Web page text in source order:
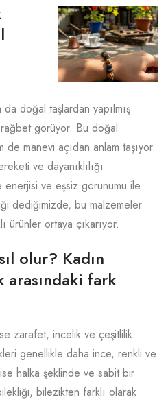
doğal taşlardan yapılmış
görüyor. Bu doğal
manevi açıdan anlam taşıyor.
ve dayanıklılığı
ve eşsiz görünümü ile
dediğimizde, bu malzemeler
ürünler ortaya çıkarıyor.
olur? Kadın
fark
zarafet, incelik ve çeşitlilik
genellikle daha ince, renkli ve
halka şeklinde ve sabit bir
bilezikten farklı olarak